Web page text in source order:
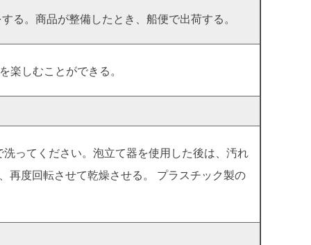
る。商品が整備したとき、船便で出荷する。
楽しむことができる。
ってください。泡立て器を使用した後は、汚れ
再度回転させて乾燥させる。 プラスチック製の